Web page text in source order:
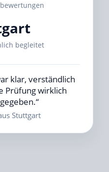
begleitet
klar, verständlich
Prüfung wirklich
Stuttgart